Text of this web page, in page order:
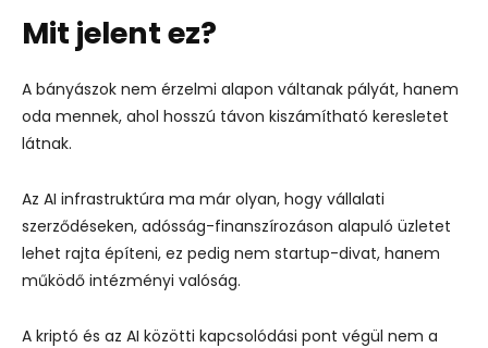
Mit jelent ez?
A bányászok nem érzelmi alapon váltanak pályát, hanem
oda mennek, ahol hosszú távon kiszámítható keresletet
látnak.
Az AI infrastruktúra ma már olyan, hogy vállalati
szerződéseken, adósság-finanszírozáson alapuló üzletet
lehet rajta építeni, ez pedig nem startup-divat, hanem
működő intézményi valóság.
A kriptó és az AI közötti kapcsolódási pont végül nem a